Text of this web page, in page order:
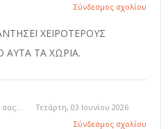
Σύνδεσμος σχολίου
ΧΕΙΡΟΤΕΡΟΥΣ
ΤΑ ΧΩΡΙΑ.
Τετάρτη, 03 Ιουνίου 2026
Σύνδεσμος σχολίου